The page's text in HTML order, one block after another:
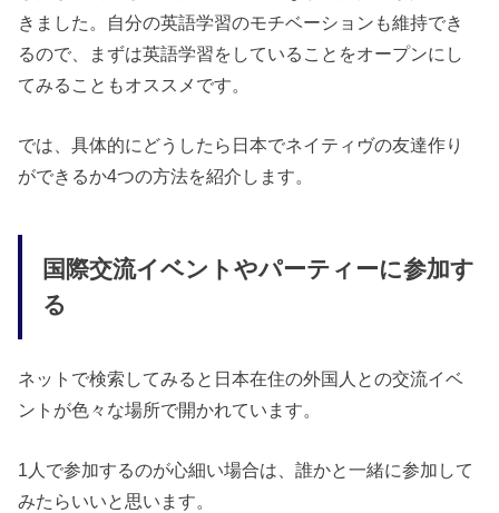
きました。自分の英語学習のモチベーションも維持でき
るので、まずは英語学習をしていることをオープンにし
てみることもオススメです。
では、具体的にどうしたら日本でネイティヴの友達作り
ができるか4つの方法を紹介します。
国際交流イベントやパーティーに参加す
る
ネットで検索してみると日本在住の外国人との交流イベ
ントが色々な場所で開かれています。
1人で参加するのが心細い場合は、誰かと一緒に参加して
みたらいいと思います。